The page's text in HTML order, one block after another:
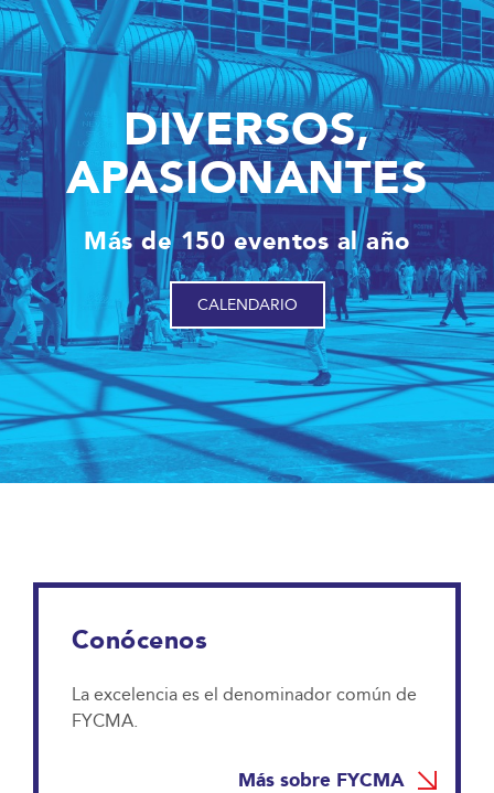
DIVERSOS,
APASIONANTES
Más de 150 eventos al año
CALENDARIO
Conócenos
La excelencia es el denominador común de
FYCMA.
Más sobre FYCMA